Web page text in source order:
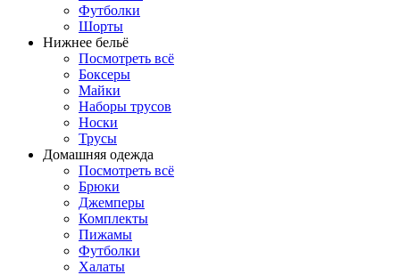
Футболки
Шорты
Нижнее бельё
Посмотреть всё
Боксеры
Майки
Наборы трусов
Носки
Трусы
Домашняя одежда
Посмотреть всё
Брюки
Джемперы
Комплекты
Пижамы
Футболки
Халаты